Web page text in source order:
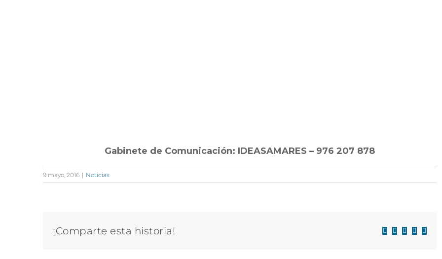
Gabinete de Comunicación: IDEASAMARES – 976 207 878
9 mayo, 2016 | Noticias
¡Comparte esta historia! Facebook
X LinkedIn
WhatsApp
Correo